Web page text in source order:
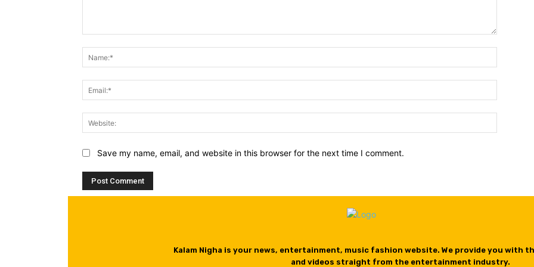
Save my name, email, and website in this browser for the next time I comment.
Kalam Nigha is your news, entertainment, music fashion website. We provide you with
and videos straight from the entertainment industry.